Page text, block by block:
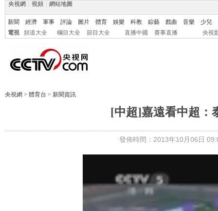
央視網 視頻 網站地圖
新聞 經濟 軍事 評論 圖片 體育 娛樂 科教 綜藝 戲曲 音樂
少兒
電視
頻道大全 欄目大全 節目大全 直播中國 賽事直播 央視
央視網 > 體育台 > 新聞資訊
[中超]嘉遠看中超：
發佈時間：2013年10月06日